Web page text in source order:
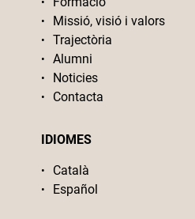
Missió, visió i valors
Trajectòria
Alumni
Noticies
Contacta
IDIOMES
Català
Español